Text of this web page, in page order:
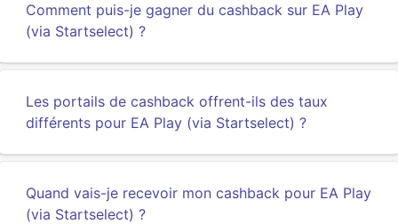
Comment puis-je gagner du cashback sur EA Play
(via Startselect) ?
Les portails de cashback offrent-ils des taux
différents pour EA Play (via Startselect) ?
Quand vais-je recevoir mon cashback pour EA Play
(via Startselect) ?